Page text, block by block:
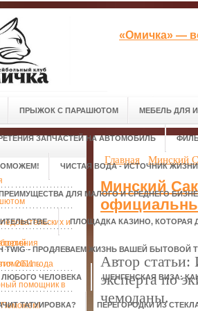
«Омичка» —
ПРЫЖОК С ПАРАШЮТОМ МЕБЕЛЬ ДЛЯ
ЗАПЧАСТЕЙ НА АВТОМОБИЛЬ
ЧИСТАЯ ВОДА - ИСТОЧНИК ЖИЗНИ
ДЛЯ МАЛОГО И СРЕДНЕГО
ПЛОЩАДКА КАЗИНО, КОТОРАЯ
TWIG - ПРОДЛЕВАЕМ ЖИЗНЬ ВАШЕЙ БЫТОВОЙ
ЛЮБОГО ЧЕЛОВЕКА ШЕНГЕНСКАЯ ВИЗА:
ТАТУИРОВКА? ПЕРЕГОРОДКИ ИЗ
и
2011 года
помощник в
Поможем!
Главная Минский
Минский
Автор
эксперта по
чемоданы.